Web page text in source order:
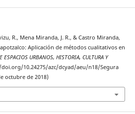
R., Mena Miranda, J. R., & Castro Miranda,
Aplicación de métodos cualitativos en
ESPACIOS URBANOS, HISTORIA, CULTURA Y
doi.org/10.24275/azc/dcyad/aeu/n18/Segura
octubre de 2018)